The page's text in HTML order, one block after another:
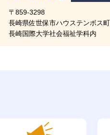
〒859-3298
長崎県佐世保市ハウステンボス
長崎国際大学社会福祉学科内